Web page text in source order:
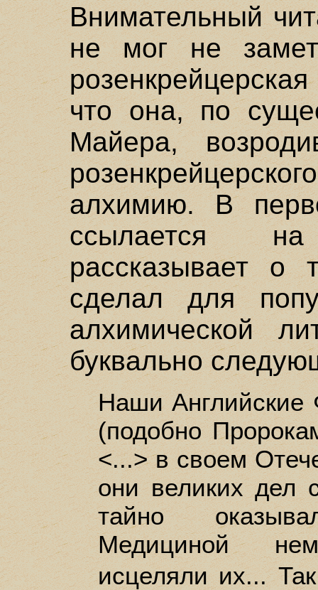
Внимательный
не мог не
что она, по
Майера,
алхимию. В
ссылается
рассказывает о
сделал для
алхимической
буквально
Наши
(подобно
<...> в своем
они великих дел
тайно
Медициной
исцеляли их...